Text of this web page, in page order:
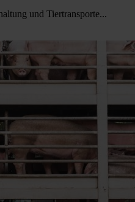
und Tiertransporte...